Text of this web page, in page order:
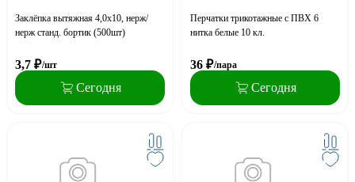
Заклёпка вытяжная 4,0х10, нерж/
нерж станд. бортик (500шт)
3,7 ₽/шт
Сегодня
Перчатки трикотажные с ПВХ 6
нитка белые 10 кл.
36 ₽/пара
Сегодня